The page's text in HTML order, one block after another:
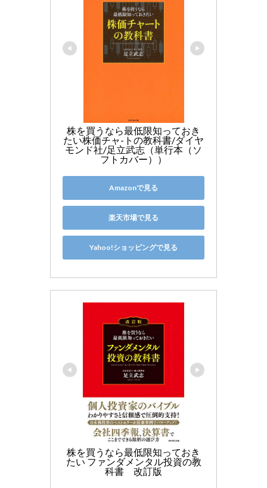
株を買うなら最低限知っておき
たい株価チャ-トの教科書/ダイヤ
モンド社/足立武志（単行本（ソ
フトカバー））
Amazonで見る
楽天市場で見る
Yahoo!ショッピングで見る
株を買うなら最低限知っておき
たい ファンダメンタル投資の教
科書　改訂版